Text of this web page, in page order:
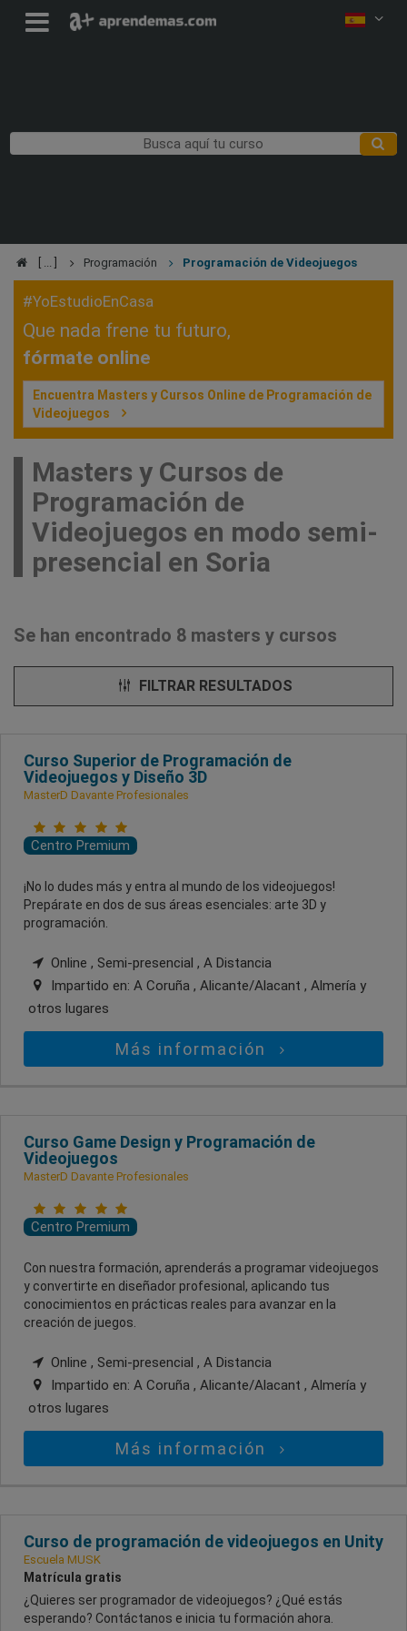
Programación Programación de Videojuegos
#YoEstudioEnCasa
Que nada frene tu futuro,
fórmate online
Encuentra Masters y Cursos Online de Programación de
Videojuegos
Masters y Cursos de
Programación de
Videojuegos en modo semi-
presencial en Soria
Se han encontrado 8 masters y cursos
FILTRAR RESULTADOS
Curso Superior de Programación de
Videojuegos y Diseño 3D
MasterD Davante Profesionales
Centro Premium
¡No lo dudes más y entra al mundo de los videojuegos!
Prepárate en dos de sus áreas esenciales: arte 3D y
programación.
Online , Semi-presencial , A Distancia
Impartido en: A Coruña , Alicante/Alacant , Almería y
otros lugares
Más información
Curso Game Design y Programación de
Videojuegos
MasterD Davante Profesionales
Centro Premium
Con nuestra formación, aprenderás a programar videojuegos
y convertirte en diseñador profesional, aplicando tus
conocimientos en prácticas reales para avanzar en la
creación de juegos.
Online , Semi-presencial , A Distancia
Impartido en: A Coruña , Alicante/Alacant , Almería y
otros lugares
Más información
Curso de programación de videojuegos en Unity
Escuela MUSK
Matrícula gratis
¿Quieres ser programador de videojuegos? ¿Qué estás
esperando? Contáctanos e inicia tu formación ahora.